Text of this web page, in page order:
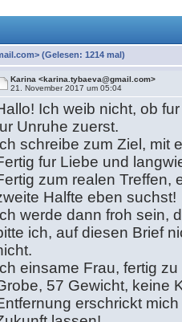
(Gelesen: 1214 mal)
Karina <karina.tybaeva@gmail.com>
21. November 2017 um 05:04
Ich weib nicht, ob
Unruhe zuerst.
schreibe zum Ziel, mit
fur Liebe und
zum realen Treffen,
Halfte eben suchst!
werde dann froh sein,
ich, auf diesen Brief
einsame Frau, fertig
57 Gewicht, keine
erschrickt